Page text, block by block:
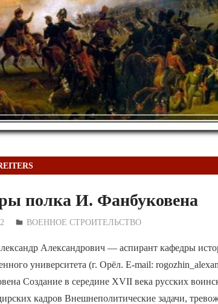
полка И. Фанбуковена
Дежурный по Редакции
ВОЕННОЕ СТРОИТЕЛЬСТВО
Александрович — аспирант кафедры
университета (г. Орёл. E-mail:
Создание в середине XVII века русских
кадров Внешнеполитические задачи,